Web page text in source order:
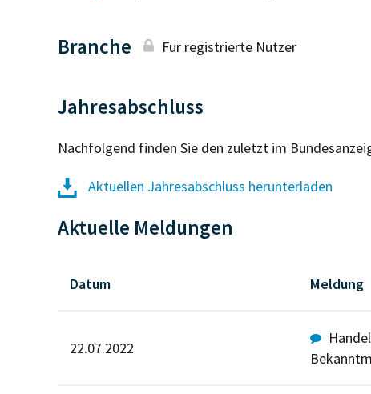
Branche Für registrierte Nutzer
Jahresabschluss
Nachfolgend finden Sie den zuletzt im
Aktuellen Jahresabschluss herunterladen
Aktuelle Meldungen
Datum Meldung
22.07.2022